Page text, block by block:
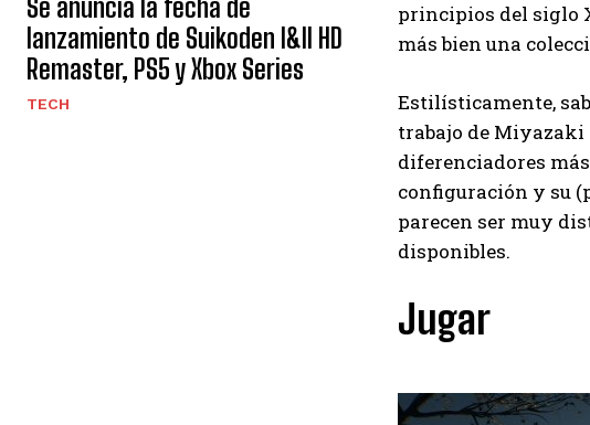
Se anuncia la fecha de
lanzamiento de Suikoden I&II HD
Remaster, PS5 y Xbox Series
TECH
principios del siglo
más bien una
Estilísticamente,
trabajo de Miyazaki
diferenciadores
configuración y su
parecen ser muy
disponibles.
Jugar